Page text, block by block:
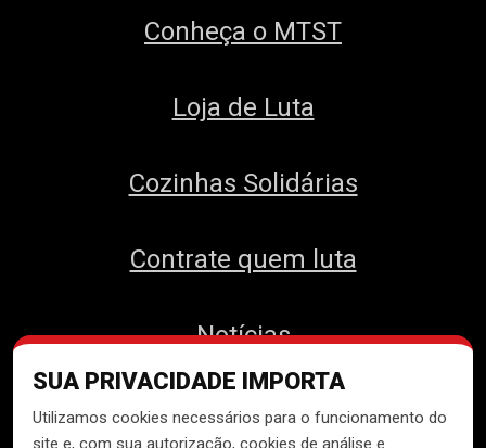
SUA PRIVACIDADE IMPORTA
Utilizamos cookies necessários para o funcionamento do
site e, com sua autorização, cookies de análise e
Conheça o MTST
Loja de Luta
Cozinhas Solidárias
Contrate quem luta
Notícias
Contato